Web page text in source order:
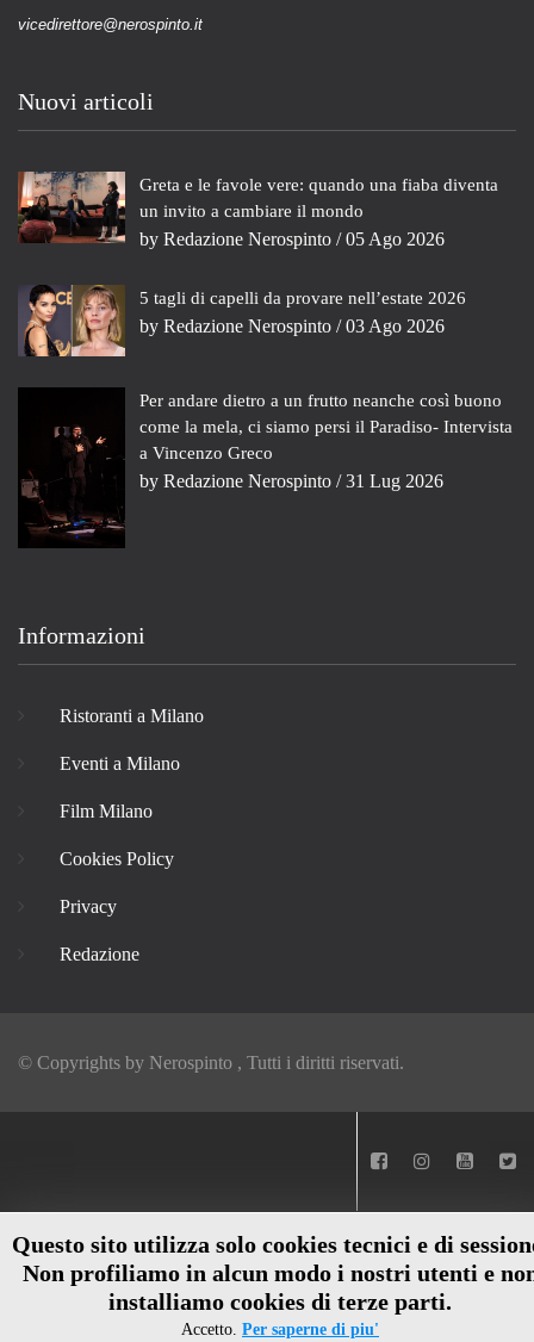
Questo sito utilizza solo cookies tecnici e di
Non profiliamo in alcun modo i nostri utenti e
installiamo cookies di terze parti.
Accetto. Per saperne di piu'
vicedirettore@nerospinto.it
Nuovi articoli
Greta e le favole vere: quando una fiaba diventa
un invito a cambiare il mondo
by Redazione Nerospinto / 05 Ago 2026
5 tagli di capelli da provare nell’estate 2026
by Redazione Nerospinto / 03 Ago 2026
Per andare dietro a un frutto neanche così buono
come la mela, ci siamo persi il Paradiso- Intervista
a Vincenzo Greco
by Redazione Nerospinto / 31 Lug 2026
Informazioni
Ristoranti a Milano
Eventi a Milano
Film Milano
Cookies Policy
Privacy
Redazione
© Copyrights by Nerospinto , Tutti i diritti riservati.